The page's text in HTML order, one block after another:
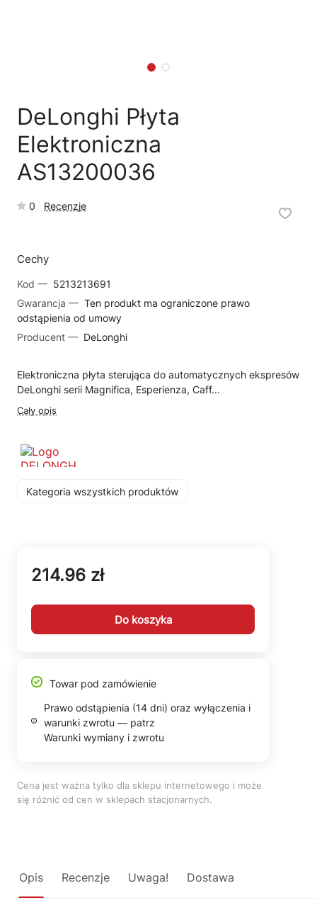
DeLonghi Płyta
Elektroniczna
AS13200036
0 Recenzje
Cechy
Kod — 5213213691
Gwarancja — Ten produkt ma ograniczone prawo
odstąpienia od umowy
Producent — DeLonghi
Elektroniczna płyta sterująca do automatycznych ekspresów
DeLonghi serii Magnifica, Esperienza, Caff...
Cały opis
Kategoria wszystkich produktów
214.96 zł
Do koszyka
Towar pod zamówienie
Prawo odstąpienia (14 dni) oraz wyłączenia i
warunki zwrotu — patrz
Warunki wymiany i zwrotu
Cena jest ważna tylko dla sklepu internetowego i może
się różnić od cen w sklepach stacjonarnych.
Opis Recenzje Uwaga! Dostawa